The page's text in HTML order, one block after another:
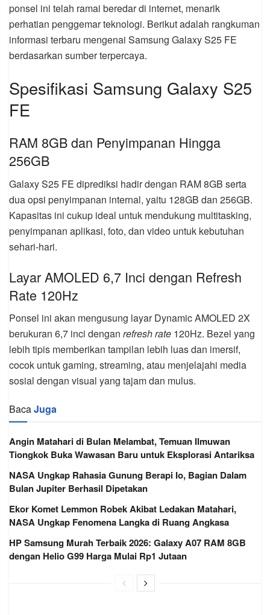
ponsel ini telah ramai beredar di internet, menarik
perhatian penggemar teknologi. Berikut adalah rangkuman
informasi terbaru mengenai Samsung Galaxy S25 FE
berdasarkan sumber terpercaya.
Spesifikasi Samsung Galaxy S25
FE
RAM 8GB dan Penyimpanan Hingga
256GB
Galaxy S25 FE diprediksi hadir dengan RAM 8GB serta
dua opsi penyimpanan internal, yaitu 128GB dan 256GB.
Kapasitas ini cukup ideal untuk mendukung multitasking,
penyimpanan aplikasi, foto, dan video untuk kebutuhan
sehari-hari.
Layar AMOLED 6,7 Inci dengan Refresh
Rate 120Hz
Ponsel ini akan mengusung layar Dynamic AMOLED 2X
berukuran 6,7 inci dengan refresh rate 120Hz. Bezel yang
lebih tipis memberikan tampilan lebih luas dan imersif,
cocok untuk gaming, streaming, atau menjelajahi media
sosial dengan visual yang tajam dan mulus.
BacaJuga
Angin Matahari di Bulan Melambat, Temuan Ilmuwan
Tiongkok Buka Wawasan Baru untuk Eksplorasi Antariksa
NASA Ungkap Rahasia Gunung Berapi Io, Bagian Dalam
Bulan Jupiter Berhasil Dipetakan
Ekor Komet Lemmon Robek Akibat Ledakan Matahari,
NASA Ungkap Fenomena Langka di Ruang Angkasa
HP Samsung Murah Terbaik 2026: Galaxy A07 RAM 8GB
dengan Helio G99 Harga Mulai Rp1 Jutaan